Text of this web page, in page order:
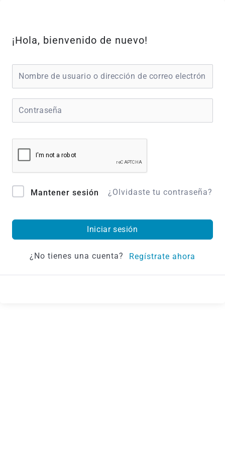
contenido
¡Hola, bienvenido de nuevo!
Mantener sesión ¿Olvidaste tu contraseña?
Iniciar sesión
¿No tienes una cuenta? Regístrate ahora